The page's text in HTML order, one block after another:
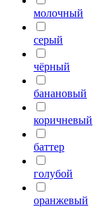
молочный
серый
чёрный
банановый
коричневый
баттер
голубой
оранжевый